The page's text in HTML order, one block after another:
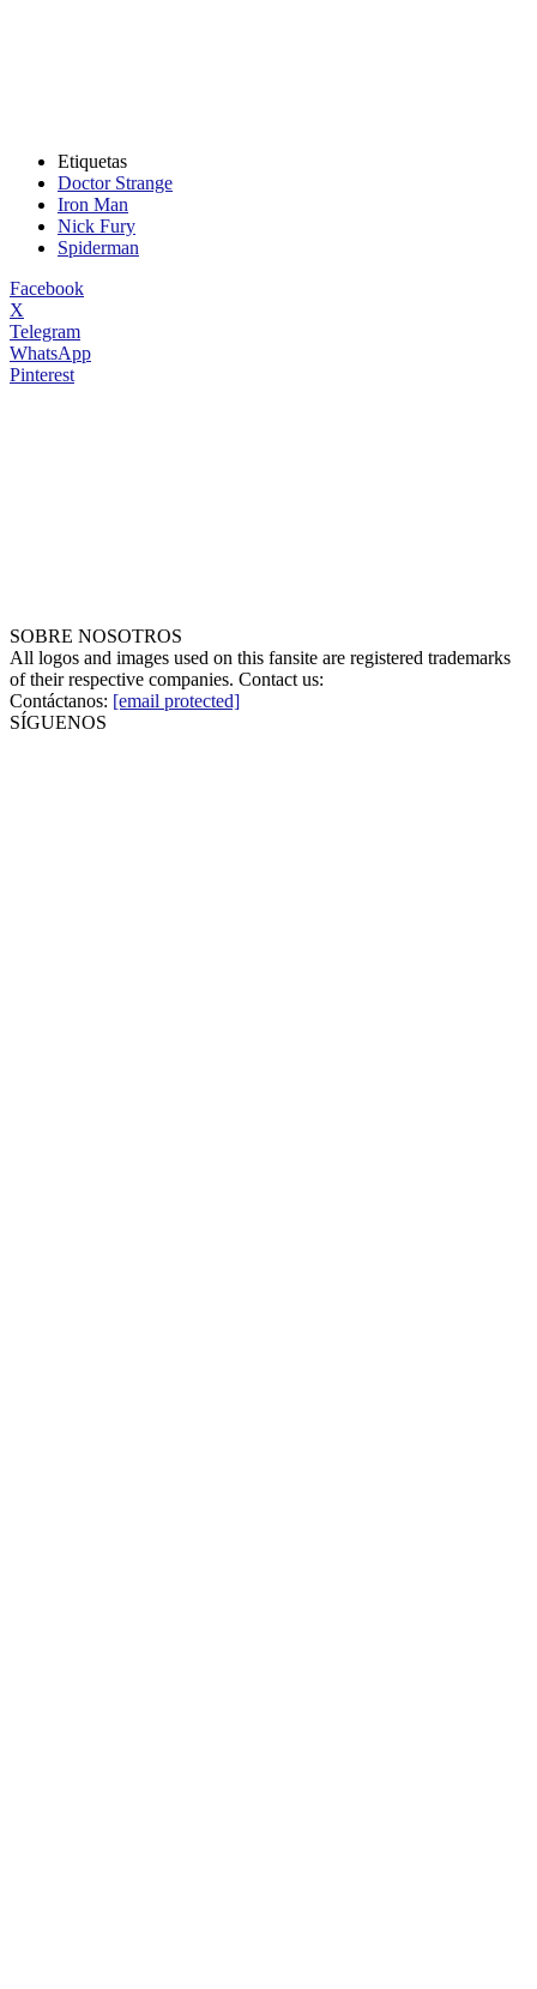
Etiquetas
Doctor Strange
Iron Man
Nick Fury
Spiderman
Facebook
X
Telegram
WhatsApp
Pinterest
SOBRE NOSOTROS
All logos and images used on this fansite are registered trademarks
of their respective companies. Contact us:
Contáctanos: [email protected]
SÍGUENOS